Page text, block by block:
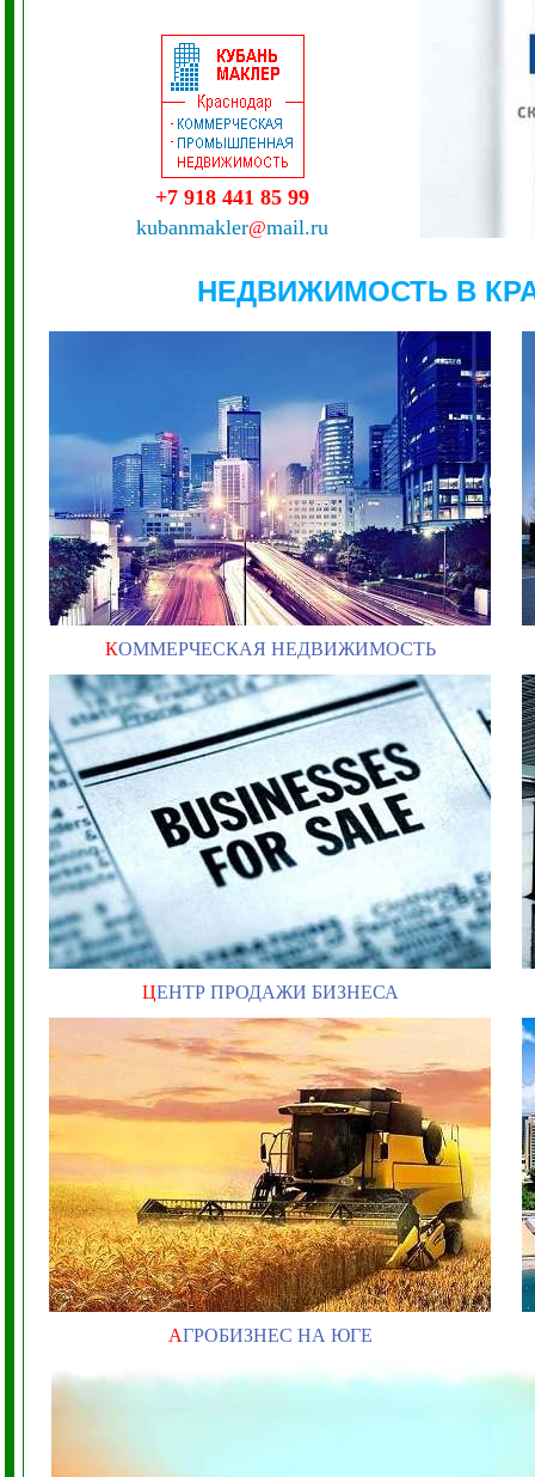
+7 918 441 85 99
kubanmakler@mail.ru
НЕДВИЖИМОСТЬ В
КОММЕРЧЕСКАЯ НЕДВИЖИМОСТЬ
ЦЕНТР ПРОДАЖИ БИЗНЕСА
АГРОБИЗНЕС НА ЮГЕ